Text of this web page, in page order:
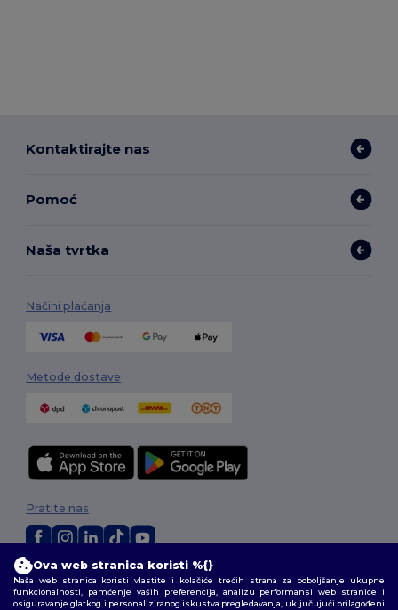
Kontaktirajte nas
Pomoć
Naša tvrtka
Načini plaćanja
Metode dostave
2026. Sva prava zadržana
Uvjeti i odredbe|Pravila o privatnosti|Politika kolačića|Mapa Sajta
Pratite nas
Ova web stranica koristi %{}
Naša web stranica koristi vlastite i kolačiće trećih strana za poboljšanje ukupne
funkcionalnosti, pamćenje vaših preferencija, analizu performansi web stranice i
osiguravanje glatkog i personaliziranog iskustva pregledavanja, uključujući prilagođeni